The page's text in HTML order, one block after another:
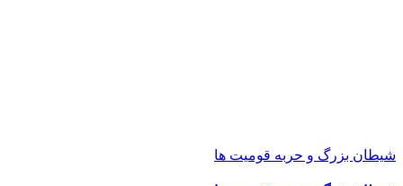
شیطان بزرگ و حربه قومیت ها